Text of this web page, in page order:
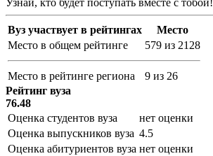
Вуз участвует в рейтингах
Место
Место в общем рейтинге
579 из 2128
Место в рейтинге региона
9 из 26
Рейтинг вуза
76.48
Оценка студентов вуза
нет оценки
Оценка выпускников вуза 4.5
Оценка абитуриентов вуза нет оценки